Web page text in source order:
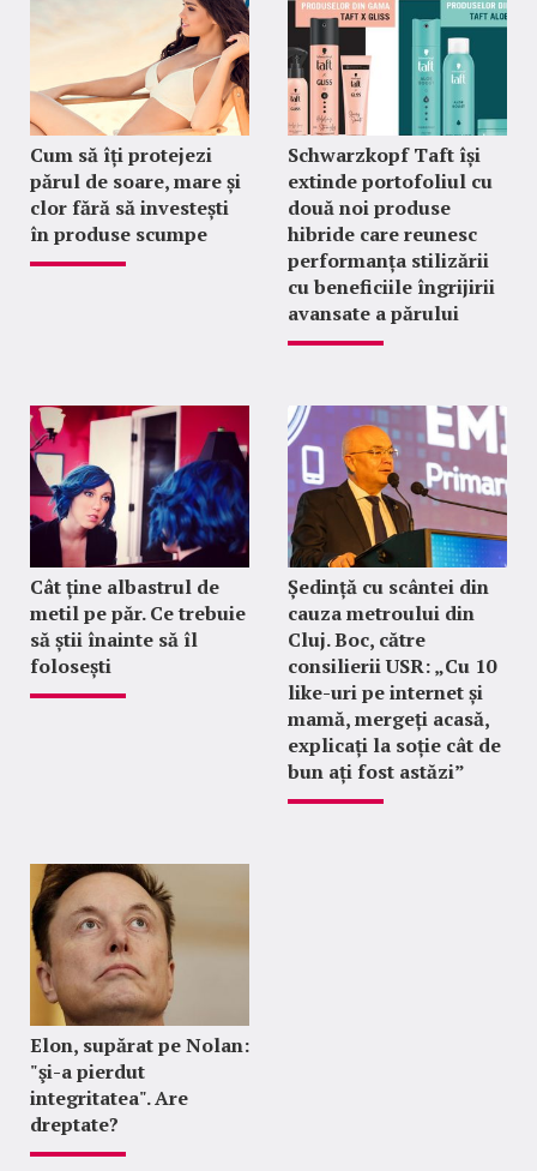
Cum să îți protejezi
părul de soare, mare și
clor fără să investești
în produse scumpe
Schwarzkopf Taft își
extinde portofoliul cu
două noi produse
hibride care reunesc
performanța stilizării
cu beneficiile îngrijirii
avansate a părului
Cât ține albastrul de
metil pe păr. Ce trebuie
să știi înainte să îl
folosești
Ședință cu scântei din
cauza metroului din
Cluj. Boc, către
consilierii USR: „Cu 10
like-uri pe internet și
mamă, mergeți acasă,
explicați la soție cât de
bun ați fost astăzi”
Elon, supărat pe Nolan:
"şi-a pierdut
integritatea". Are
dreptate?